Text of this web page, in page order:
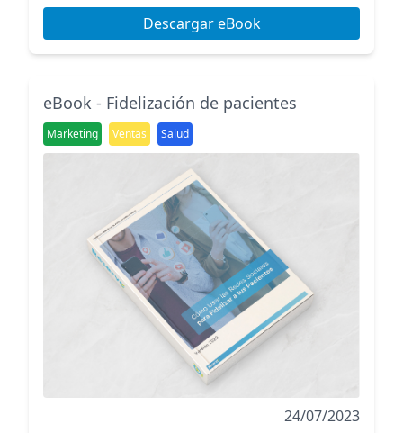
Descargar eBook
eBook - Fidelización de pacientes
Marketing Ventas Salud
24/07/2023